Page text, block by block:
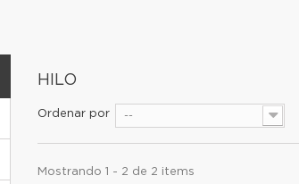
HILO
Ordenar por --
Mostrando 1 - 2 de 2 items